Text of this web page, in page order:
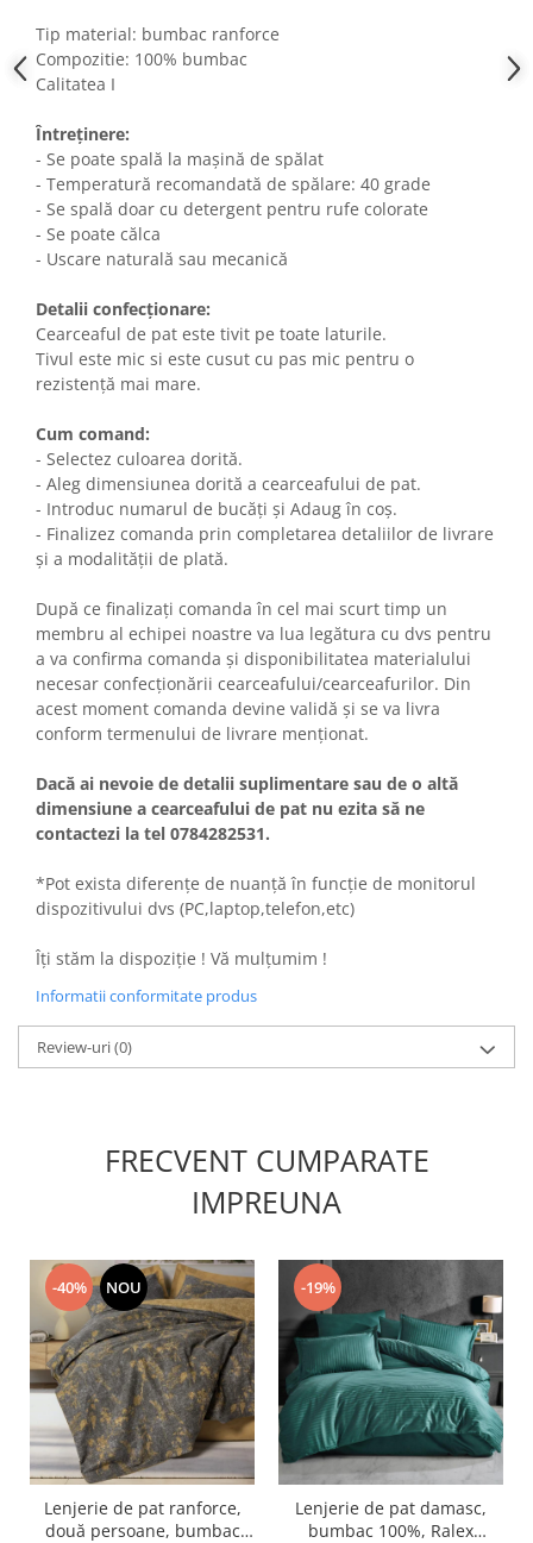
Tip material: bumbac ranforce
Compozitie: 100% bumbac
Calitatea I
Întreținere:
- Se poate spală la mașină de spălat
- Temperatură recomandată de spălare: 40 grade
- Se spală doar cu detergent pentru rufe colorate
- Se poate călca
- Uscare naturală sau mecanică
Detalii confecționare:
Cearceaful de pat este tivit pe toate laturile.
Tivul este mic si este cusut cu pas mic pentru o
rezistență mai mare.
Cum comand:
- Selectez culoarea dorită.
- Aleg dimensiunea dorită a cearceafului de pat.
- Introduc numarul de bucăți și Adaug în coș.
- Finalizez comanda prin completarea detaliilor de livrare
și a modalității de plată.
După ce finalizați comanda în cel mai scurt timp un
membru al echipei noastre va lua legătura cu dvs pentru
a va confirma comanda și disponibilitatea materialului
necesar confecționării cearceafului/cearceafurilor. Din
acest moment comanda devine validă și se va livra
conform termenului de livrare menționat.
Dacă ai nevoie de detalii suplimentare sau de o altă
dimensiune a cearceafului de pat nu ezita să ne
contactezi la tel 0784282531.
*Pot exista diferențe de nuanță în funcție de monitorul
dispozitivului dvs (PC,laptop,telefon,etc)
Îți stăm la dispoziție ! Vă mulțumim !
Informatii conformitate produs
Review-uri(0)
FRECVENT CUMPARATE
IMPREUNA
-40% NOU
Lenjerie de pat ranforce,
două persoane, bumbac
-19%
Lenjerie de pat damasc,
bumbac 100%, Ralex